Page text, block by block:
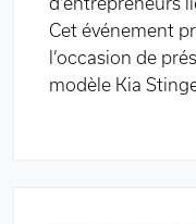
Cet événement
l’occasion de
modèle Kia